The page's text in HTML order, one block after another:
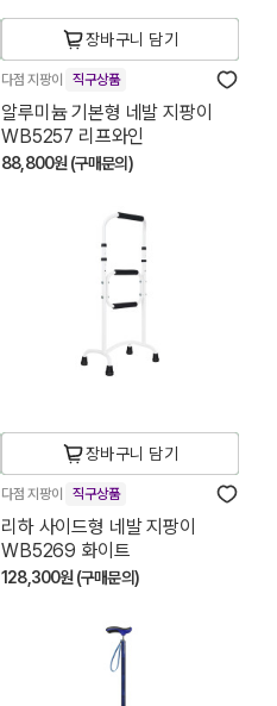
장바구니 담기
다점 지팡이 직구상품
알루미늄 기본형 네발 지팡이
WB5257 리프와인
88,800원 (구매문의)
장바구니 담기
다점 지팡이 직구상품
리하 사이드형 네발 지팡이
WB5269 화이트
128,300원 (구매문의)